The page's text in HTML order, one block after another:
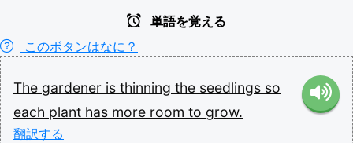
単語を覚える
このボタンはなに？
The gardener is thinning the seedlings so
each plant has more room to grow.
翻訳する